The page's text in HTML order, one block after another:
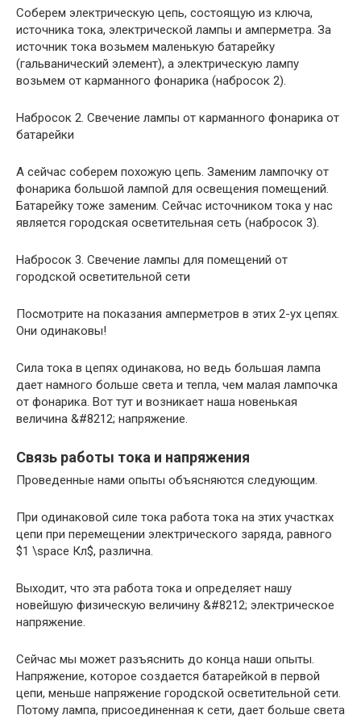
Соберем электрическую цепь, состоящую из ключа,
источника тока, электрической лампы и амперметра. За
источник тока возьмем маленькую батарейку
(гальванический элемент), а электрическую лампу
возьмем от карманного фонарика (набросок 2).
Набросок 2. Свечение лампы от карманного фонарика от
батарейки
А сейчас соберем похожую цепь. Заменим лампочку от
фонарика большой лампой для освещения помещений.
Батарейку тоже заменим. Сейчас источником тока у нас
является городская осветительная сеть (набросок 3).
Набросок 3. Свечение лампы для помещений от
городской осветительной сети
Посмотрите на показания амперметров в этих 2-ух цепях.
Они одинаковы!
Сила тока в цепях одинакова, но ведь большая лампа
дает намного больше света и тепла, чем малая лампочка
от фонарика. Вот тут и возникает наша новенькая
величина &#8212; напряжение.
Связь работы тока и напряжения
Проведенные нами опыты объясняются следующим.
При одинаковой силе тока работа тока на этих участках
цепи при перемещении электрического заряда, равного
$1 \space Кл$, различна.
Выходит, что эта работа тока и определяет нашу
новейшую физическую величину &#8212; электрическое
напряжение.
Сейчас мы может разъяснить до конца наши опыты.
Напряжение, которое создается батарейкой в первой
цепи, меньше напряжение городской осветительной сети.
Потому лампа, присоединенная к сети, дает больше света